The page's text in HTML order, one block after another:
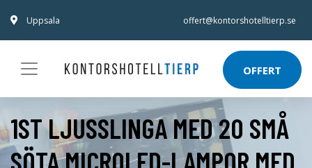
Uppsala offert@kontorshotelltierp.se
OFFERT
1ST LJUSSLINGA MED 20 SMÅ
SÖTA MICROLED-LAMPOR MED